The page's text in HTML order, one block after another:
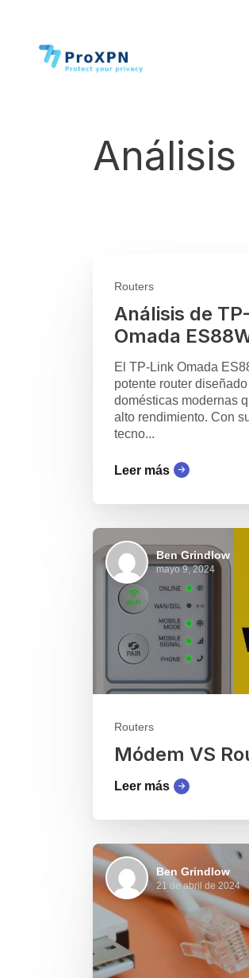
Análisis
Routers
Análisis de
Omada
El TP-Link Omada
potente router
domésticas modernas
alto rendimiento. Con
tecno...
Leer más
Ben Grindlow
mayo 9, 2024
Routers
Módem VS
Leer más
Ben Grindlow
21 de abril de 2024